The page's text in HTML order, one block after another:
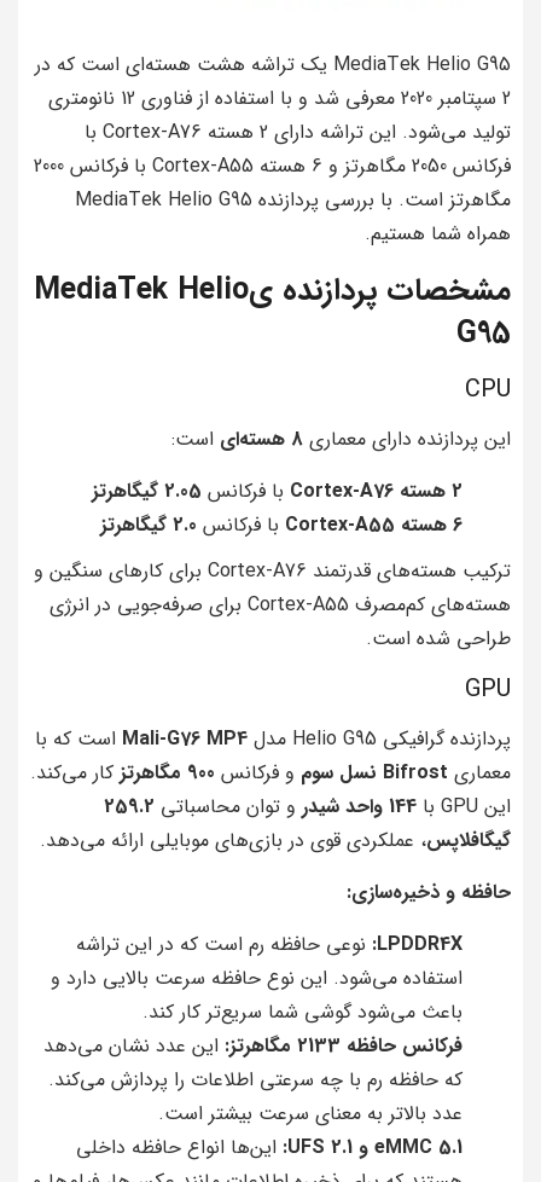
MediaTek Helio G95 یک تراشه هشت هسته‌ای است که در
2 سپتامبر 2020 معرفی شد و با استفاده از فناوری 12 نانومتری
تولید می‌شود. این تراشه دارای 2 هسته Cortex-A76 با
فرکانس 2050 مگاهرتز و 6 هسته Cortex-A55 با فرکانس 2000
مگاهرتز است. با بررسی پردازنده MediaTek Helio G95
همراه شما هستیم.
مشخصات پردازنده یMediaTek Helio
G95
CPU
این پردازنده دارای معماری 8 هسته‌ای
است:
2 هسته Cortex-A76
با فرکانس 2.05 گیگاهرتز
6 هسته Cortex-A55
با فرکانس 2.0 گیگاهرتز
ترکیب هسته‌های قدرتمند Cortex-A76 برای کارهای سنگین و
هسته‌های کم‌مصرف Cortex-A55 برای صرفه‌جویی در انرژی
طراحی شده است.
GPU
پردازنده گرافیکی Helio G95 مدل Mali-G76 MP4 است که با
معماری Bifrost نسل سوم و فرکانس 900 مگاهرتز
کار می‌کند.
این GPU با
144 واحد شیدر و توان محاسباتی 259.2
گیگافلاپس، عملکردی قوی در بازی‌های موبایلی ارائه می‌دهد.
حافظه و ذخیره‌سازی:
LPDDR4X: نوعی حافظه رم است که در این تراشه
استفاده می‌شود. این نوع حافظه سرعت بالایی دارد و
باعث می‌شود گوشی شما سریع‌تر کار کند.
فرکانس حافظه 2133 مگاهرتز:
این عدد نشان می‌دهد
که حافظه رم با چه سرعتی اطلاعات را پردازش می‌کند.
عدد بالاتر به معنای سرعت بیشتر است.
eMMC 5.1 و UFS 2.1:
این‌ها انواع حافظه داخلی